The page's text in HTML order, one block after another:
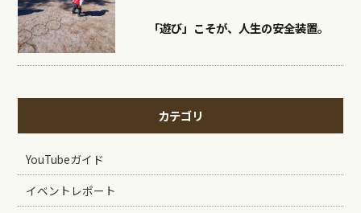
「遊び」こそが、人生の安全装置。
カテゴリ
YouTubeガイド
イベントレポート